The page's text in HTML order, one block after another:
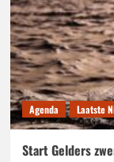
Agenda Laatste
Start Gelders